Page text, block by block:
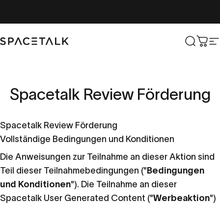
Spacetalk Suche
Spacetalk Review Förderung
Spacetalk Review Förderung
Vollständige Bedingungen und Konditionen
Die Anweisungen zur Teilnahme an dieser Aktion sind
Teil dieser Teilnahmebedingungen (" Bedingungen
und Konditionen"). Die Teilnahme an dieser
Spacetalk User Generated Content ("Werbeaktion")